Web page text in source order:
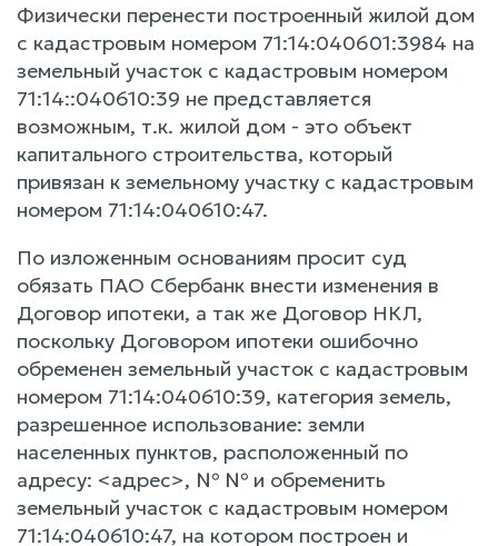
Физически перенести построенный жилой дом
с кадастровым номером 71:14:040601:3984 на
земельный участок с кадастровым номером
71:14::040610:39 не представляется
возможным, т.к. жилой дом - это объект
капитального строительства, который
привязан к земельному участку с кадастровым
номером 71:14:040610:47.
По изложенным основаниям просит суд
обязать ПАО Сбербанк внести изменения в
Договор ипотеки, а так же Договор НКЛ,
поскольку Договором ипотеки ошибочно
обременен земельный участок с кадастровым
номером 71:14:040610:39, категория земель,
разрешенное использование: земли
населенных пунктов, расположенный по
адресу: <адрес>, № № и обременить
земельный участок с кадастровым номером
71:14:040610:47, на котором построен и